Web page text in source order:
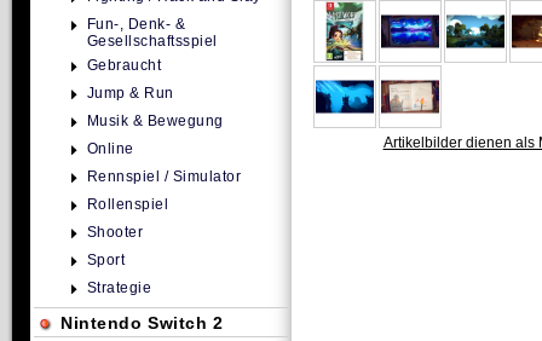
Artikelbilder dienen als
Fun-, Denk- &
Gesellschaftsspiel
Gebraucht
Jump & Run
Musik & Bewegung
Online
Rennspiel / Simulator
Rollenspiel
Shooter
Sport
Strategie
Nintendo Switch 2